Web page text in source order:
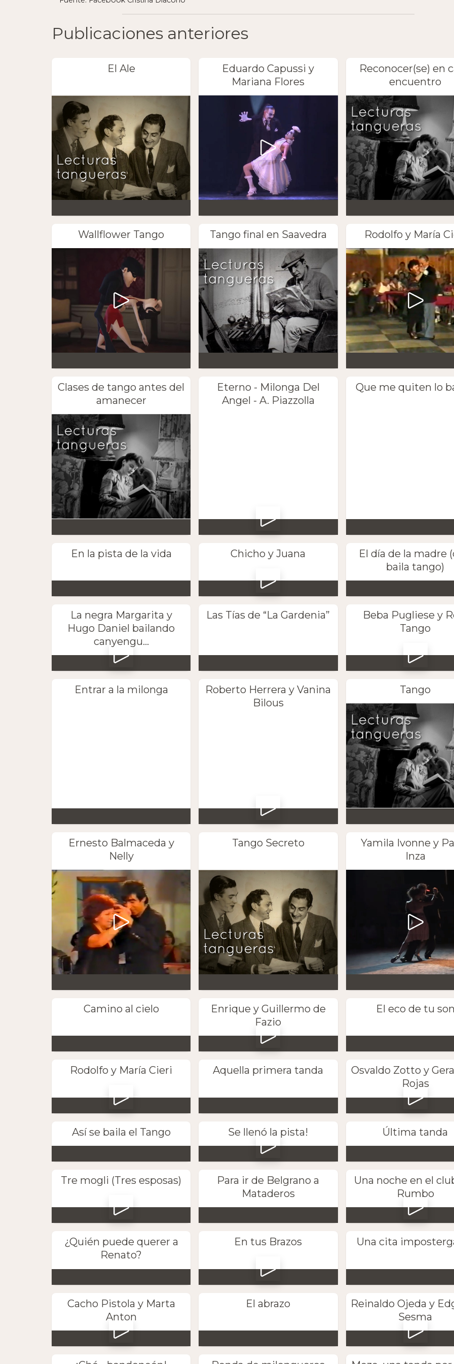
Publicaciones anteriores
El Ale
Eduardo Capussi y
Mariana Flores
Reconocer(se) en
encuentro
Wallflower Tango Tango final en Saavedra Rodolfo y María
Clases de tango antes del
amanecer
Eterno - Milonga Del
Angel - A. Piazzolla
Que me quiten lo
En la pista de la vida Chicho y Juana
El día de la madre
baila tango)
La negra Margarita y
Hugo Daniel bailando
canyengu...
Las Tías de “La Gardenia”
Beba Pugliese y
Tango
Entrar a la milonga
Roberto Herrera y Vanina
Bilous
Tango
Ernesto Balmaceda y
Nelly
Tango Secreto
Yamila Ivonne y
Inza
Camino al cielo
Enrique y Guillermo de
Fazio
El eco de tu
Rodolfo y María Cieri Aquella primera tanda
Osvaldo Zotto y
Rojas
Así se baila el Tango Se llenó la pista! Última tanda
Tre mogli (Tres esposas)
Para ir de Belgrano a
Mataderos
Una noche en el
Rumbo
¿Quién puede querer a
Renato?
En tus Brazos Una cita
Cacho Pistola y Marta
Anton
El abrazo
Reinaldo Ojeda y
Sesma